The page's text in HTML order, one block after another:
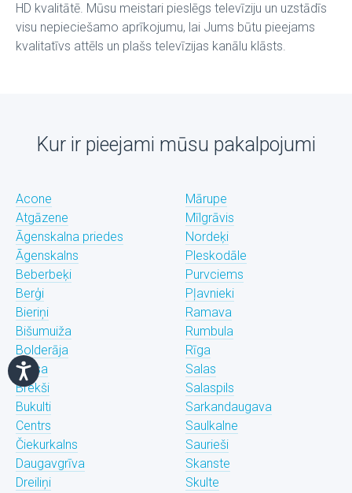
HD kvalitātē. Mūsu meistari pieslēgs televīziju un uzstādīs
visu nepieciešamo aprīkojumu, lai Jums būtu pieejams
kvalitatīvs attēls un plašs televīzijas kanālu klāsts.
Kur ir pieejami mūsu pakalpojumi
Acone
Atgāzene
Āgenskalna priedes
Āgenskalns
Beberbeķi
Berģi
Bieriņi
Bišumuiža
Bolderāja
Brasa
Brekši
Bukulti
Centrs
Čiekurkalns
Daugavgrīva
Dreiliņi
Mārupe
Mīlgrāvis
Nordeķi
Pleskodāle
Purvciems
Pļavnieki
Ramava
Rumbula
Rīga
Salas
Salaspils
Sarkandaugava
Saulkalne
Saurieši
Skanste
Skulte